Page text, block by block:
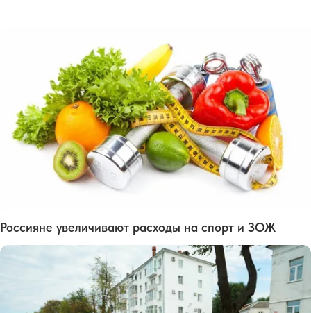
Россияне увеличивают расходы на спорт и ЗОЖ